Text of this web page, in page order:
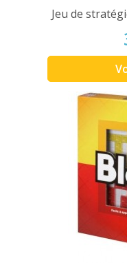
Jeu de